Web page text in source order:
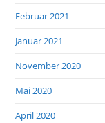
Februar 2021
Januar 2021
November 2020
Mai 2020
April 2020